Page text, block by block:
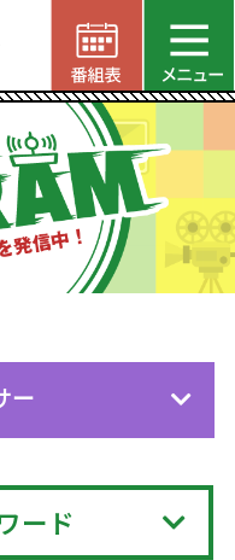
ー
ード